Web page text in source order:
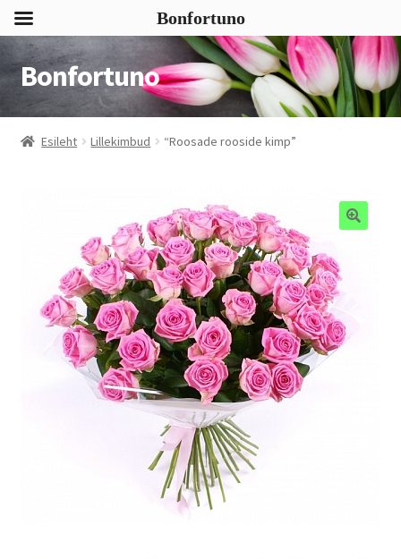
Liigu
navigeerimisele
Liigu
sisu
juurde
Bonfortuno
Esileht Lillekimbud “Roosade rooside kimp”
Bonfortuno